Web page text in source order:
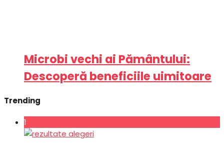
Microbi vechi ai Pământului:
Descoperă beneficiile uimitoare
Trending
1